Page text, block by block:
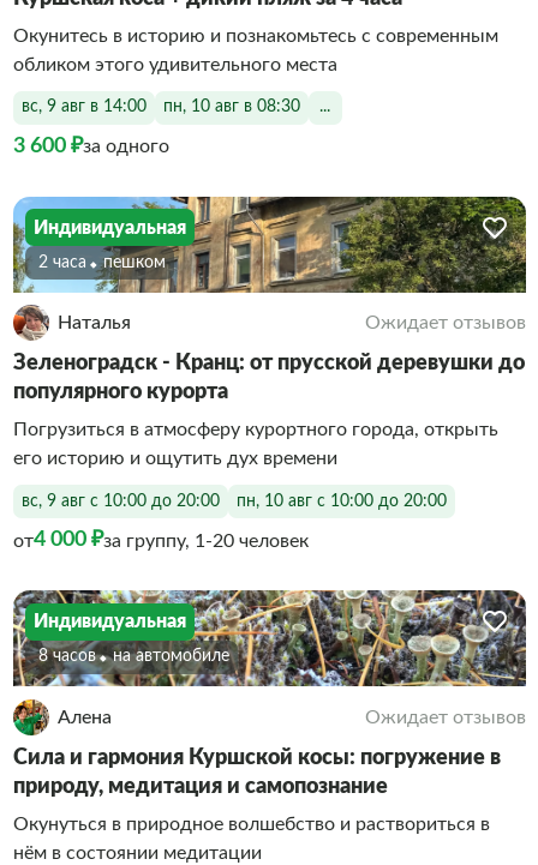
Окунитесь в историю и познакомьтесь с современным
обликом этого удивительного места
вс, 9 авг в 14:00 пн, 10 авг в 08:30 ...
3 600 ₽за одного
Индивидуальная
2 часа Пешком
Наталья Ожидает отзывов
Зеленоградск - Кранц: от прусской деревушки до
популярного курорта
Погрузиться в атмосферу курортного города, открыть
его историю и ощутить дух времени
вс, 9 авг с 10:00 до 20:00 пн, 10 авг с 10:00 до 20:00
от4 000 ₽за группу, 1-20 человек
Индивидуальная
8 часов На автомобиле
Алена Ожидает отзывов
Сила и гармония Куршской косы: погружение в
природу, медитация и самопознание
Окунуться в природное волшебство и раствориться в
нём в состоянии медитации